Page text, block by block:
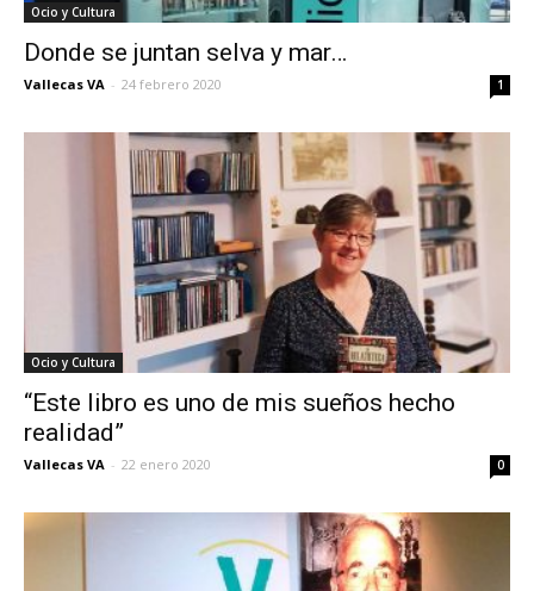
Ocio y Cultura
Donde se juntan selva y mar…
Vallecas VA - 24 febrero 2020 1
Ocio y Cultura
“Este libro es uno de mis sueños hecho
realidad”
Vallecas VA - 22 enero 2020 0